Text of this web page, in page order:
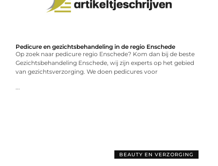
Pedicure en gezichtsbehandeling in de regio Enschede
Op zoek naar pedicure regio Enschede? Kom dan bij de beste
Gezichtsbehandeling Enschede, wij zijn experts op het gebied
van gezichtsverzorging. We doen pedicures voor
...
BEAUTY EN VERZORGING